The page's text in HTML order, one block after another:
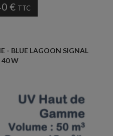
€ TTC
- BLUE LAGOON SIGNAL
40 W